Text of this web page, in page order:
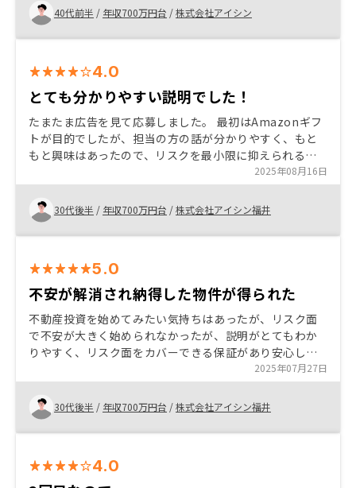
40代前半 / 年収700万円台 /株式会社アイシン
4.0
とても分かりやすい説明でした！
たまたま広告を見て応募しました。 最初はAmazonギフ
トが目的でしたが、担当の方の話が分かりやすく、もと
もと興味はあったので、リスクを最小限に抑えられると
言う点でやってみようと決意しました。 また、株式投資
はしていたので、分散の面でも丁度いいと思いました。
2025年08月16日
30代後半 / 年収700万円台 /株式会社アイシン福井
5.0
不安が解消され納得した物件が得られた
不動産投資を始めてみたい気持ちはあったが、リスク面
で不安が大きく始められなかったが、説明がとてもわか
りやすく、リスク面をカバーできる保証があり安心し
た。 担当の方もとても明るく、初心者で不安になってい
る中で知りたいことを丁寧に教えていただき、納得した
上で購入することができ良かった 選りすぐりの物件を紹
介していただきましたが、もう少し色々見てみたい気持
ちはあった
2025年07月27日
30代後半 / 年収700万円台 /株式会社アイシン福井
4.0